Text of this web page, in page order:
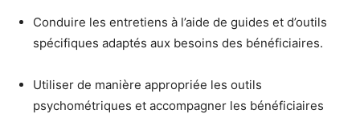
Conduire les entretiens à l’aide de guides et d’outils
spécifiques adaptés aux besoins des bénéficiaires.
Utiliser de manière appropriée les outils
psychométriques et accompagner les bénéficiaires